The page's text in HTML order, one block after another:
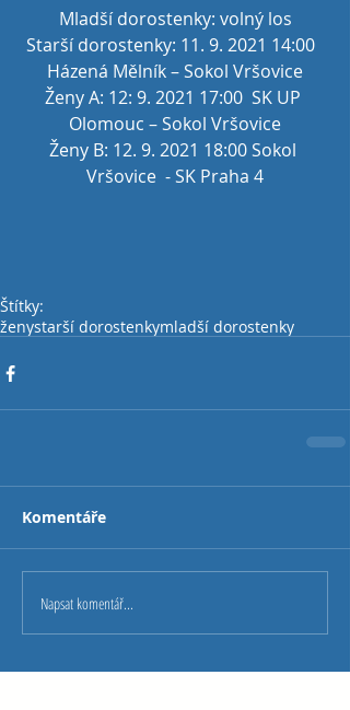
Mladší dorostenky: volný los
Starší dorostenky: 11. 9. 2021 14:00
Házená Mělník – Sokol Vršovice
Ženy A: 12: 9. 2021 17:00  SK UP
Olomouc – Sokol Vršovice
Ženy B: 12. 9. 2021 18:00 Sokol
Vršovice  - SK Praha 4
Štítky:
ženystarší dorostenkymladší dorostenky
Komentáře
Napsat komentář...